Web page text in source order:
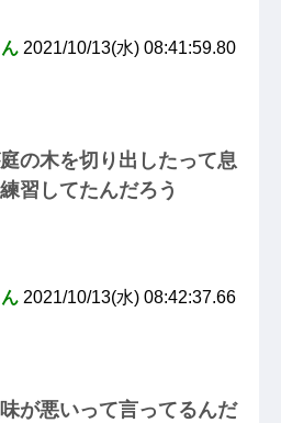
2021/10/13(水) 08:41:59.80
の木を切り出したって息
習してたんだろう
2021/10/13(水) 08:42:37.66
が悪いって言ってるんだ